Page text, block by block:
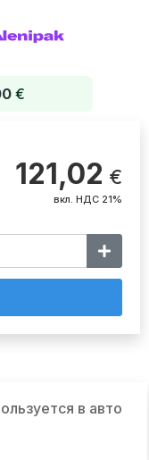
€
121,02 €
вкл. НДС 21%
в авто